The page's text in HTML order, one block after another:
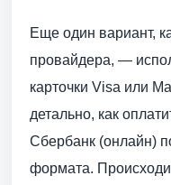
Еще один вариант,
провайдера, —
карточки Visa или
детально, как
Сбербанк (онлайн)
формата.